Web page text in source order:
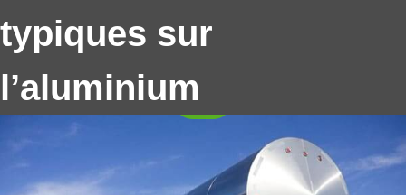
typiques sur
l’aluminium
camions-citernes pour le transport de produits
Feuille d'aluminium pour bouclier
thermique de voiture